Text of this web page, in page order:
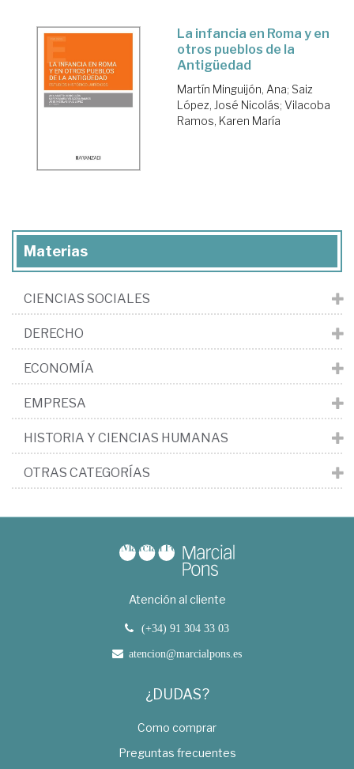
La infancia en Roma y en
otros pueblos de la
Antigüedad
Martín Minguijón, Ana; Saiz
López, José Nicolás; Vilacoba
Ramos, Karen María
Materias
CIENCIAS SOCIALES
DERECHO
ECONOMÍA
EMPRESA
HISTORIA Y CIENCIAS HUMANAS
OTRAS CATEGORÍAS
Atención al cliente
(+34) 91 304 33 03
atencion@marcialpons.es
¿DUDAS?
Como comprar
Preguntas frecuentes